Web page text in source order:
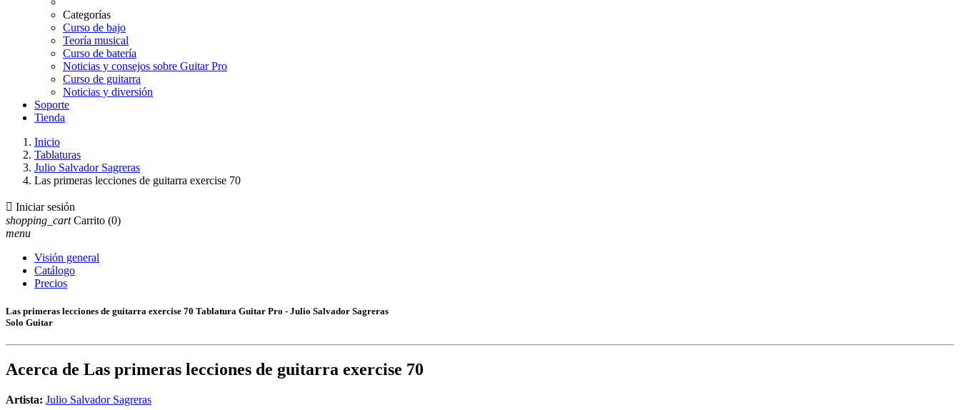
Categorías
Curso de bajo
Teoría musical
Curso de batería
Noticias y consejos sobre Guitar Pro
Curso de guitarra
Noticias y diversión
Soporte
Tienda
Inicio
Tablaturas
Julio Salvador Sagreras
Las primeras lecciones de guitarra exercise 70
 Iniciar sesión
shopping_cart Carrito (0)
menu
Visión general
Catálogo
Precios
Las primeras lecciones de guitarra exercise 70 Tablatura Guitar Pro - Julio Salvador Sagreras
Solo Guitar
Acerca de Las primeras lecciones de guitarra exercise 70
Artista: Julio Salvador Sagreras